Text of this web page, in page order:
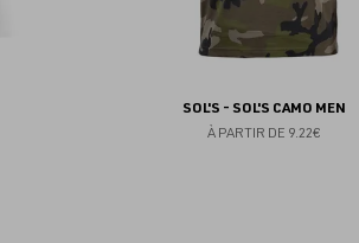
SOL'S - SOL'S CAMO MEN
À PARTIR DE 9.22€